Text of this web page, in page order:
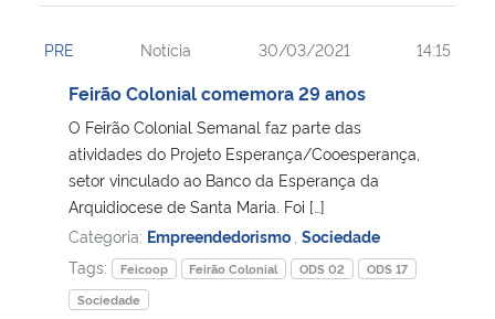
PRE Notícia 30/03/2021 14:15
Feirão Colonial comemora 29 anos
O Feirão Colonial Semanal faz parte das
atividades do Projeto Esperança/Cooesperança,
setor vinculado ao Banco da Esperança da
Arquidiocese de Santa Maria. Foi […]
Categoria: Empreendedorismo Sociedade
Tags:
Feicoop Feirão Colonial ODS 02
ODS 17
Sociedade